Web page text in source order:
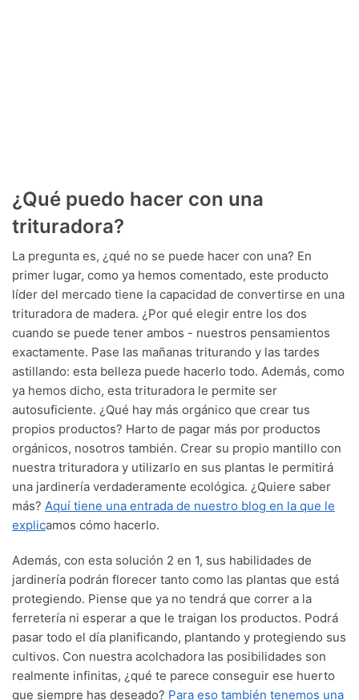
¿Qué puedo hacer con una
trituradora?
La pregunta es, ¿qué no se puede hacer con una? En
primer lugar, como ya hemos comentado, este producto
líder del mercado tiene la capacidad de convertirse en una
trituradora de madera. ¿Por qué elegir entre los dos
cuando se puede tener ambos - nuestros pensamientos
exactamente. Pase las mañanas triturando y las tardes
astillando: esta belleza puede hacerlo todo. Además, como
ya hemos dicho, esta trituradora le permite ser
autosuficiente. ¿Qué hay más orgánico que crear tus
propios productos? Harto de pagar más por productos
orgánicos, nosotros también. Crear su propio mantillo con
nuestra trituradora y utilizarlo en sus plantas le permitirá
una jardinería verdaderamente ecológica. ¿Quiere saber
más? Aquí tiene una entrada de nuestro blog en la que le
explicamos cómo hacerlo.
Además, con esta solución 2 en 1, sus habilidades de
jardinería podrán florecer tanto como las plantas que está
protegiendo. Piense que ya no tendrá que correr a la
ferretería ni esperar a que le traigan los productos. Podrá
pasar todo el día planificando, plantando y protegiendo sus
cultivos. Con nuestra acolchadora las posibilidades son
realmente infinitas, ¿qué te parece conseguir ese huerto
que siempre has deseado? Para eso también tenemos una